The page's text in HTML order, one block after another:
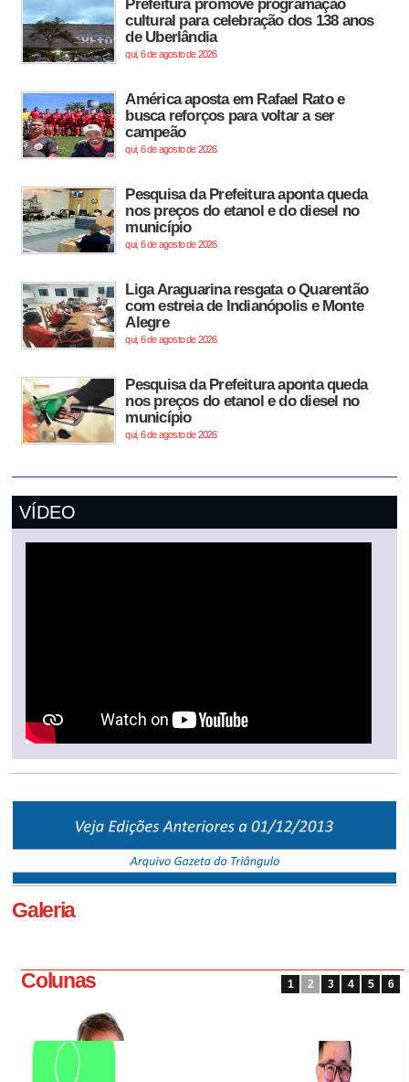
Prefeitura promove programação
cultural para celebração dos 138 anos
de Uberlândia
qui, 6 de agosto de 2026
América aposta em Rafael Rato e
busca reforços para voltar a ser
campeão
qui, 6 de agosto de 2026
Pesquisa da Prefeitura aponta queda
nos preços do etanol e do diesel no
município
qui, 6 de agosto de 2026
Liga Araguarina resgata o Quarentão
com estreia de Indianópolis e Monte
Alegre
qui, 6 de agosto de 2026
Pesquisa da Prefeitura aponta queda
nos preços do etanol e do diesel no
município
qui, 6 de agosto de 2026
VÍDEO
Galeria
Colunas 1 2 3 4 5 6